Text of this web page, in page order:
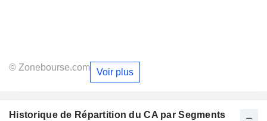
© Zonebourse.com Voir plus
Historique de Répartition du CA par Segments